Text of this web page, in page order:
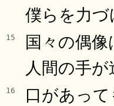
僕らを力づ
15
国々の偶
人間の手が
16
口があっ